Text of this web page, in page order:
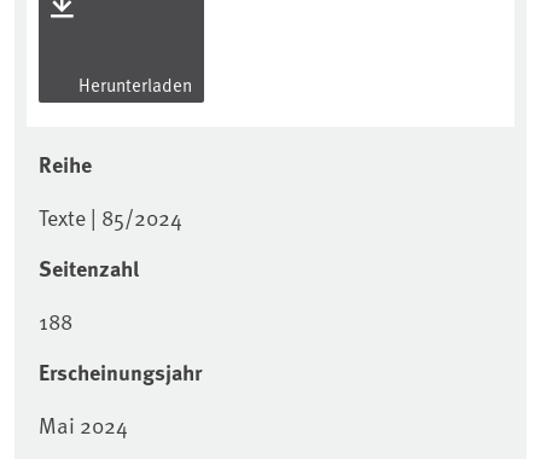
Herunterladen
Reihe
Texte | 85/2024
Seitenzahl
188
Erscheinungsjahr
Mai 2024